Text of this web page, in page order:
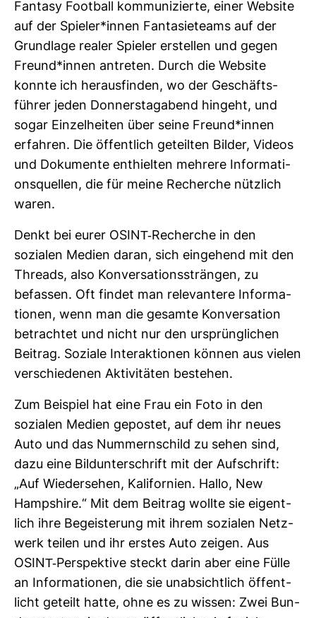
Fan­tasy Foot­ball kom­mu­ni­zierte, einer Web­site
auf der Spieler*innen Fan­ta­sie­teams auf der
Grund­lage realer Spieler erstellen und gegen
Freund*innen antreten. Durch die Web­site
konnte ich her­aus­finden, wo der Geschäfts­
führer jeden Don­ners­tag­abend hin­geht, und
sogar Ein­zel­heiten über seine Freund*innen
erfahren. Die öffent­lich geteilten Bilder, Videos
und Doku­mente ent­hielten meh­rere Infor­ma­ti­
ons­quellen, die für meine Recherche nütz­lich
waren.
Denkt bei eurer OSINT-​Recherche in den
sozialen Medien daran, sich ein­ge­hend mit den
Threads, also Kon­ver­sa­ti­ons­strängen, zu
befassen. Oft findet man rele­van­tere Infor­ma­
tionen, wenn man die gesamte Kon­ver­sa­tion
betrachtet und nicht nur den ursprüng­li­chen
Bei­trag. Soziale Inter­ak­tionen können aus vielen
ver­schie­denen Akti­vi­täten bestehen.
Zum Bei­spiel hat eine Frau ein Foto in den
sozialen Medien gepostet, auf dem ihr neues
Auto und das Num­mern­schild zu sehen sind,
dazu eine Bild­un­ter­schrift mit der Auf­schrift:
„Auf Wie­der­sehen, Kali­for­nien. Hallo, New
Hamp­shire.“ Mit dem Bei­trag wollte sie eigent­
lich ihre Begeis­te­rung mit ihrem sozialen Netz­
werk teilen und ihr erstes Auto zeigen. Aus
OSINT-​Per­spek­tive steckt darin aber eine Fülle
an Infor­ma­tionen, die sie unab­sicht­lich öffent­
licht geteilt hatte, ohne es zu wissen: Zwei Bun­